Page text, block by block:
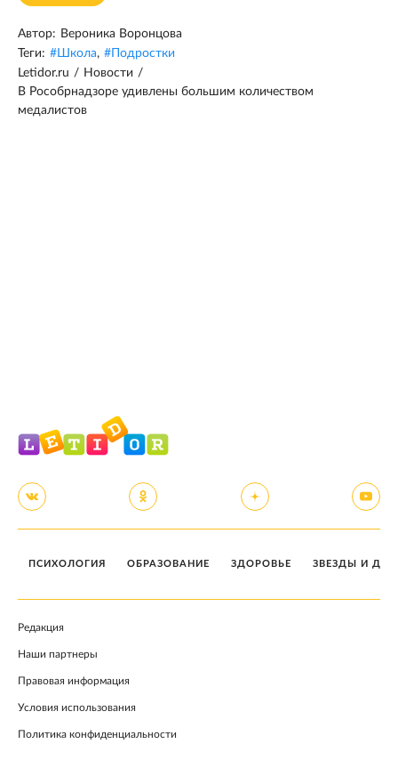
Автор: Вероника Воронцова
Теги: #Школа, # Подростки
Letidor.ru / Новости /
В Рособрнадзоре удивлены большим количеством
медалистов
ПСИХОЛОГИЯ ОБРАЗОВАНИЕ ЗДОРОВЬЕ ЗВЕЗДЫ И
Редакция
Наши партнеры
Правовая информация
Условия использования
Политика конфиденциальности